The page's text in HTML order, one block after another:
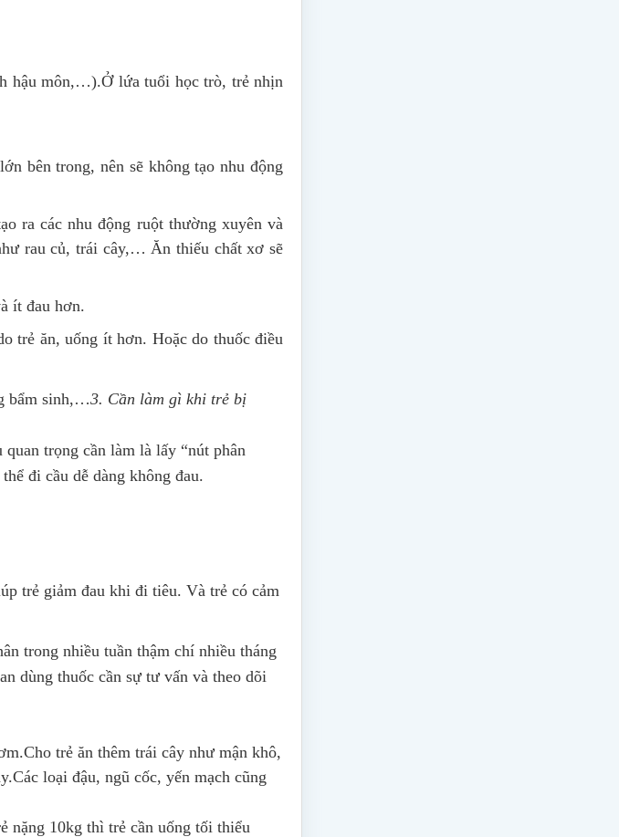
hậu môn,…).Ở lứa tuổi học trò, trẻ nhịn
bên trong, nên sẽ không tạo nhu động
ra các nhu động ruột thường xuyên và
rau củ, trái cây,… Ăn thiếu chất xơ sẽ
ít đau hơn.
trẻ ăn, uống ít hơn. Hoặc do thuốc điều
bẩm sinh,…3. Cần làm gì khi trẻ bị
trọng cần làm là lấy “nút phân
đi cầu dễ dàng không đau.
trẻ giảm đau khi đi tiêu. Và trẻ có cảm
trong nhiều tuần thậm chí nhiều tháng
dùng thuốc cần sự tư vấn và theo dõi
trẻ ăn thêm trái cây như mận khô,
loại đậu, ngũ cốc, yến mạch cũng
nặng 10kg thì trẻ cần uống tối thiểu